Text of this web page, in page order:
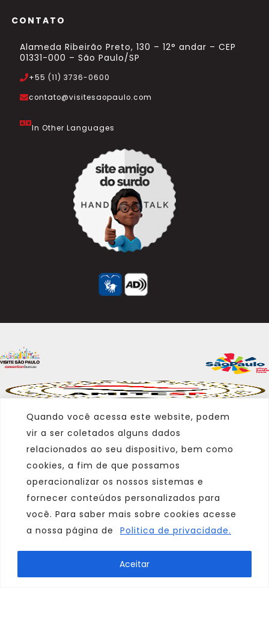
Quando você acessa este website, podem
vir a ser coletados alguns dados
relacionados ao seu dispositivo, bem como
cookies, a fim de que possamos
operacionalizar os nossos sistemas e
fornecer conteúdos personalizados para
você. Para saber mais sobre cookies acesse
a nossa página de
Politica de privacidade.
Aceitar
CONTATO
Alameda Ribeirão Preto, 130 – 12° andar – CEP
01331-000 – São Paulo/SP
+55 (11) 3736-0600
contato@visitesaopaulo.com
In Other Languages
Parceiro